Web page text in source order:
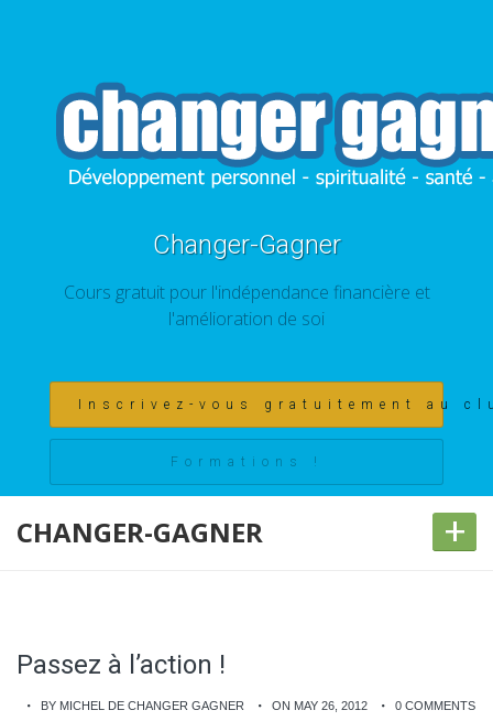
Changer-Gagner
Cours gratuit pour l'indépendance financière et
l'amélioration de soi
Inscrivez-vous gratuitement au
Formations !
CHANGER-GAGNER +
Passez à l’action !
BY MICHEL DE CHANGER GAGNER ON MAY 26, 2012 0 COMMENTS